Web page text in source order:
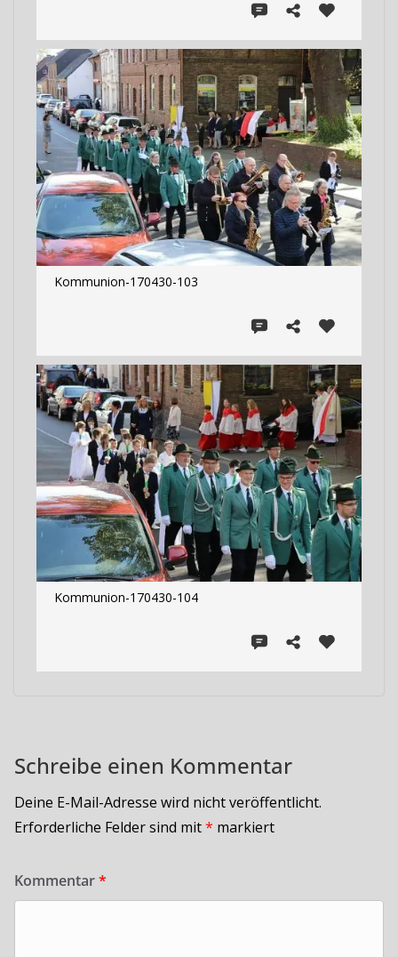
Kommunion-170430-103
Kommunion-170430-104
Schreibe einen Kommentar
Deine E-Mail-Adresse wird nicht veröffentlicht.
Erforderliche Felder sind mit* markiert
Kommentar*